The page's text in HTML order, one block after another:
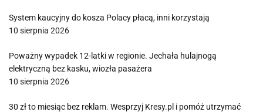
System kaucyjny do kosza Polacy płacą, inni korzystają
10 sierpnia 2026
Poważny wypadek 12-latki w regionie. Jechała hulajnogą
elektryczną bez kasku, wiozła pasażera
10 sierpnia 2026
30 zł to miesiąc bez reklam. Wesprzyj Kresy.pl i pomóż utrzymać